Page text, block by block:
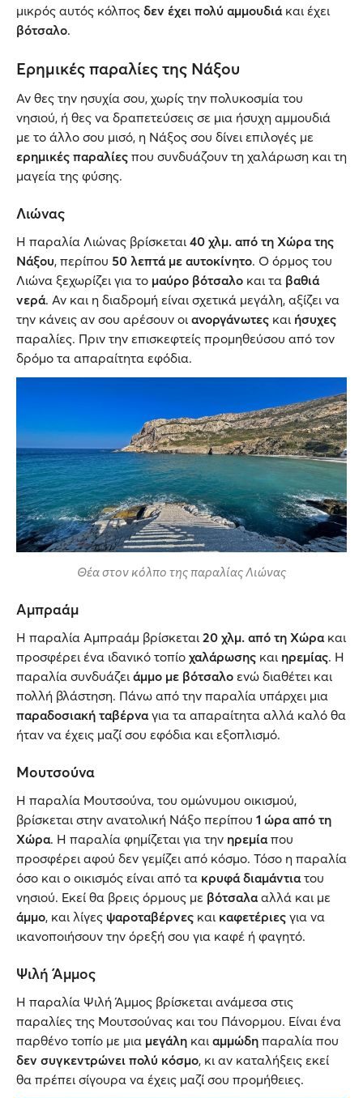
μικρός αυτός κόλπος δεν έχει πολύ αμμουδιά και έχει
βότσαλο.
Ερημικές παραλίες της Νάξου
Αν θες την ησυχία σου, χωρίς την πολυκοσμία του
νησιού, ή θες να δραπετεύσεις σε μια ήσυχη αμμουδιά
με το άλλο σου μισό, η Νάξος σου δίνει επιλογές με
ερημικές παραλίες που συνδυάζουν τη χαλάρωση και τη
μαγεία της φύσης.
Λιώνας
Η παραλία Λιώνας βρίσκεται 40 χλμ. από τη Χώρα της
Νάξου, περίπου 50 λεπτά με αυτοκίνητο. Ο όρμος του
Λιώνα ξεχωρίζει για το μαύρο βότσαλο και τα βαθιά
νερά. Αν και η διαδρομή είναι σχετικά μεγάλη, αξίζει να
την κάνεις αν σου αρέσουν οι ανοργάνωτες και ήσυχες
παραλίες. Πριν την επισκεφτείς προμηθεύσου από τον
δρόμο τα απαραίτητα εφόδια.
Θέα στον κόλπο της παραλίας Λιώνας
Αμπραάμ
Η παραλία Αμπραάμ βρίσκεται 20 χλμ. από τη Χώρακαι
προσφέρει ένα ιδανικό τοπίο χαλάρωσης και ηρεμίας. Η
παραλία συνδυάζει άμμο με βότσαλο ενώ διαθέτει και
πολλή βλάστηση. Πάνω από την παραλία υπάρχει μια
παραδοσιακή ταβέρναγια τα απαραίτητα αλλά καλό θα
ήταν να έχεις μαζί σου εφόδια και εξοπλισμό.
Μουτσούνα
Η παραλία Μουτσούνα, του ομώνυμου οικισμού,
βρίσκεται στην ανατολική Νάξο περίπου 1 ώρα από τη
Χώρα. Η παραλία φημίζεται για την ηρεμίαπου
προσφέρει αφού δεν γεμίζει από κόσμο. Τόσο η παραλία
όσο και ο οικισμός είναι από τα κρυφά διαμάντιατου
νησιού. Εκεί θα βρεις όρμους με βότσαλααλλά και με
άμμο, και λίγες ψαροταβέρνες και καφετέριες για να
ικανοποιήσουν την όρεξή σου για καφέ ή φαγητό.
Ψιλή Άμμος
Η παραλία Ψιλή Άμμος βρίσκεται ανάμεσα στις
παραλίες της Μουτσούνας και του Πάνορμου. Είναι ένα
παρθένο τοπίο με μια μεγάλη και αμμώδη παραλία που
δεν συγκεντρώνει πολύ κόσμο, κι αν καταλήξεις εκεί
θα πρέπει σίγουρα να έχεις μαζί σου προμήθειες.